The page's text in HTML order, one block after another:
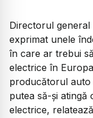
Directorul
exprimat unele
în care ar trebui
electrice în
producătorul
putea să-și atingă
electrice,